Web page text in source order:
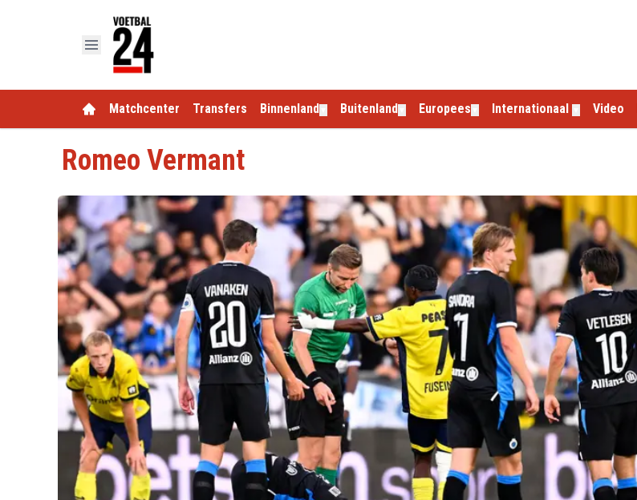
Matchcenter Transfers Binnenland Buitenland Europees Internationaal Video
Romeo Vermant